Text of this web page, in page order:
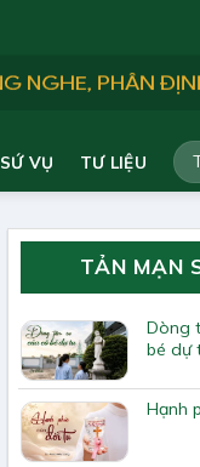
SỨ VỤ TƯ LIỆU
TẢN MẠN
Dòng
bé dự
Hạnh